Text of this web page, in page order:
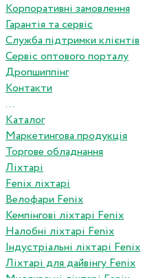
Корпоративні замовлення
Гарантія та сервіс
Служба підтримки клієнтів
Сервіс оптового порталу
Дропшиппінг
Контакти
...
Каталог
Маркетингова продукція
Торгове обладнання
Ліхтарі
Fenix ліхтарі
Велофари Fenix
Кемпінгові ліхтарі Fenix
Налобні ліхтарі Fenix
Індустріальні ліхтарі Fenix
Ліхтарі для дайвінгу Fenix